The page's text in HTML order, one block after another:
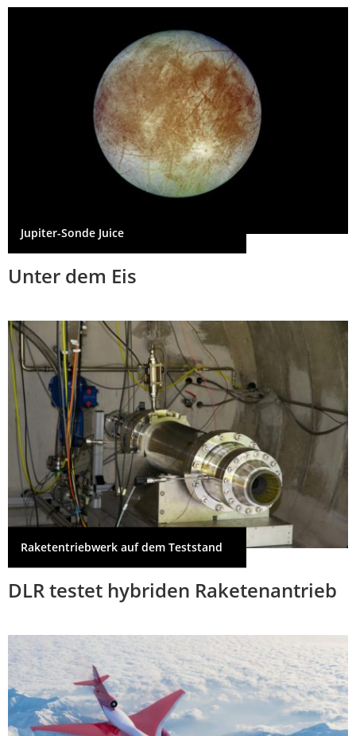
Jupiter-Sonde Juice
Unter dem Eis
Raketentriebwerk auf dem Teststand
DLR testet hybriden Raketenantrieb